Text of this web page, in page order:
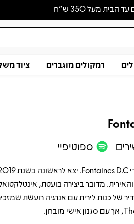
הבית מעל 350 ש״ח
רמקולים מוגברים ציוד
ספוטיפיי
מדובר ביצירה בועטת,
של כנות לירית עם אנרגיה רועשת